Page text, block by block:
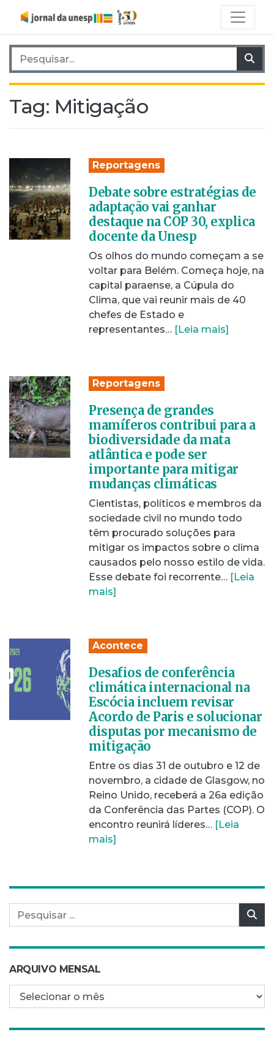
Pesquisar por:
Tag: Mitigação
Reportagens
Debate sobre estratégias de
adaptação vai ganhar
destaque na COP 30, explica
docente da Unesp
Os olhos do mundo começam a se
voltar para Belém. Começa hoje, na
capital paraense, a Cúpula do
Clima, que vai reunir mais de 40
chefes de Estado e
representantes… [Leia mais]
Reportagens
Presença de grandes
mamíferos contribui para a
biodiversidade da mata
atlântica e pode ser
importante para mitigar
mudanças climáticas
Cientistas, políticos e membros da
sociedade civil no mundo todo
têm procurado soluções para
mitigar os impactos sobre o clima
causados pelo nosso estilo de vida.
Esse debate foi recorrente… [Leia
mais]
Acontece
Desafios de conferência
climática internacional na
Escócia incluem revisar
Acordo de Paris e solucionar
disputas por mecanismo de
mitigação
Entre os dias 31 de outubro e 12 de
novembro, a cidade de Glasgow, no
Reino Unido, receberá a 26a edição
da Conferência das Partes (COP). O
encontro reunirá líderes… [Leia
mais]
Pesquisar por:
ARQUIVO MENSAL
Arquivo mensal